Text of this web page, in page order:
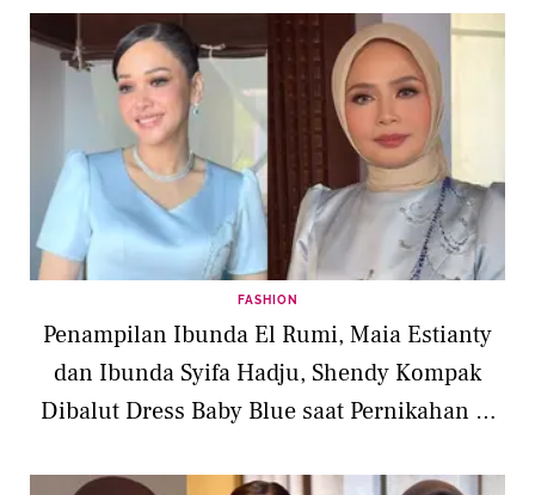
FASHION
Penampilan Ibunda El Rumi, Maia Estianty
dan Ibunda Syifa Hadju, Shendy Kompak
Dibalut Dress Baby Blue saat Pernikahan di